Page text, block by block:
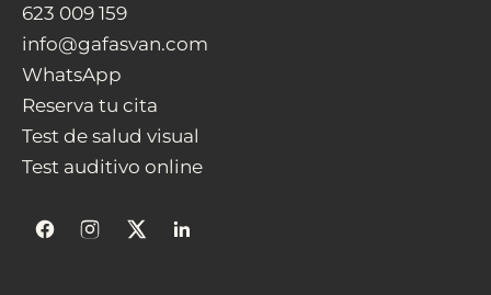
623 009 159
info@gafasvan.com
WhatsApp
Reserva tu cita
Test de salud visual
Test auditivo online